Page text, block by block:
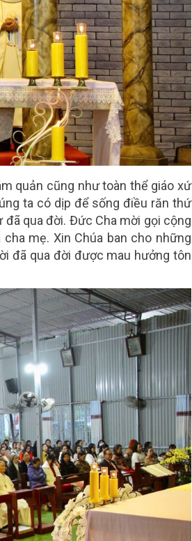
quản cũng như toàn thể giáo xứ
ta có dịp để sống điều răn thứ
qua đời. Đức Cha mời gọi cộng
mẹ. Xin Chúa ban cho những
đã qua đời được mau hưởng tôn